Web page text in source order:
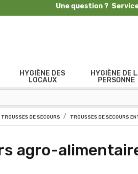
Une question ?
HYGIÈNE DES
LOCAUX
HYGIÈNE DE
PERSONNE
TROUSSES DE SECOURS TROUSSES DE SECOURS
agro-